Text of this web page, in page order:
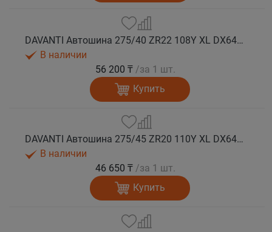
DAVANTI Автошина 275/40 ZR22 108Y XL DX640 RPR лето
В наличии
56 200 ₸ /за 1 шт.
Купить
DAVANTI Автошина 275/45 ZR20 110Y XL DX640 RPR лето (Таиланд)
В наличии
46 650 ₸ /за 1 шт.
Купить